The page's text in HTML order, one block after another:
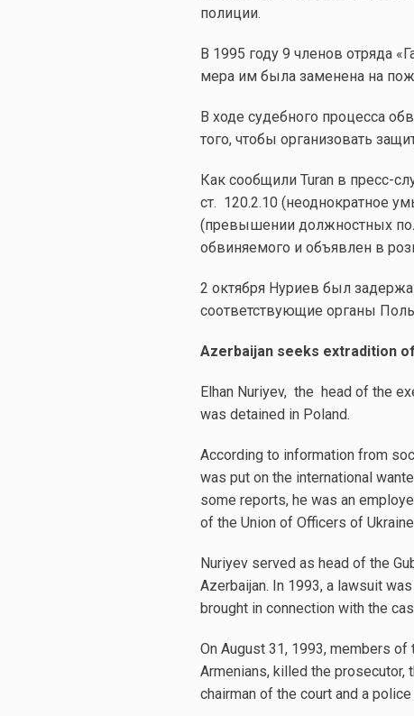
полиции.
В 1995 году 9 членов отряда
мера им была заменена на
В ходе судебного процесса
того, чтобы организовать
Как сообщили Turan в пресс-
ст. 120.2.10 (неоднократное
(превышении должностных
обвиняемого и объявлен в
2 октября Нуриев был
соответствующие органы
Azerbaijan seeks extradition
Elhan Nuriyev, the head of the
was detained in Poland.
According to information from
was put on the international
some reports, he was an
of the Union of Officers of
Nuriyev served as head of the
Azerbaijan. In 1993, a lawsuit
brought in connection with the
On August 31, 1993, members of
Armenians, killed the prosecutor,
chairman of the court and a police